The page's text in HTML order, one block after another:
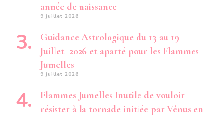
année de naissance
9 juillet 2026
Guidance Astrologique du 13 au 19
Juillet 2026 et aparté pour les Flammes
Jumelles
9 juillet 2026
Flammes Jumelles Inutile de vouloir
résister à la tornade initiée par Vénus en